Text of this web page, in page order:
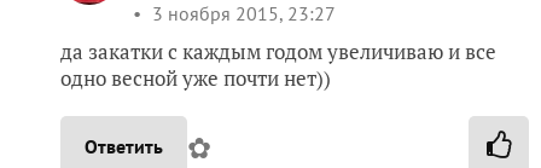
3 ноября 2015, 23:27
да закатки с каждым годом увеличиваю и все
одно весной уже почти нет))
Ответить ✿